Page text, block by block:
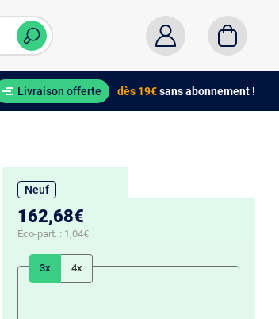
Livraison offerte dès 19€sans abonnement !
Neuf
162,68€
Éco-part. : 1,04€
3x 4x